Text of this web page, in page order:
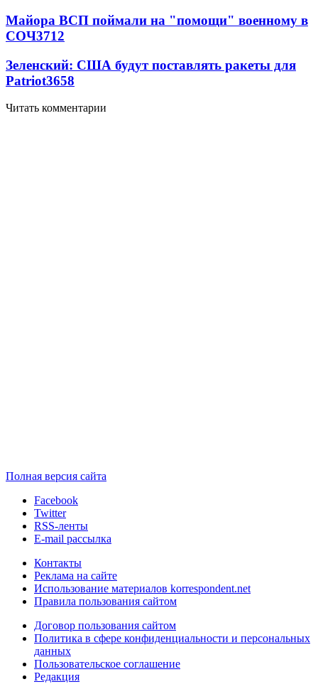
Майора ВСП поймали на "помощи" военному в
СОЧ3712
Зеленский: США будут поставлять ракеты для
Patriot3658
Читать комментарии
Полная версия сайта
Facebook
Twitter
RSS-ленты
E-mail рассылка
Контакты
Реклама на сайте
Использование материалов korrespondent.net
Правила пользования сайтом
Договор пользования сайтом
Политика в сфере конфиденциальности и персональных
данных
Пользовательское соглашение
Редакция